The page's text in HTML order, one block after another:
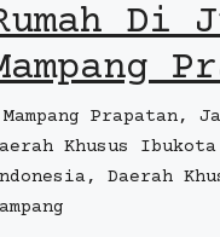
Di
Mampang Prapatan,
Khusus
Daerah